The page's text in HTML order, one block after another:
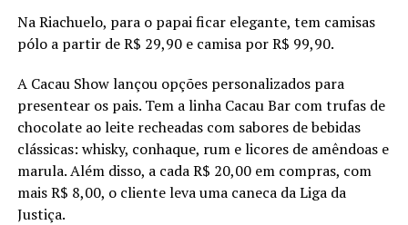
Na Riachuelo, para o papai ficar elegante, tem camisas
pólo a partir de R$ 29,90 e camisa por R$ 99,90.
A Cacau Show lançou opções personalizados para
presentear os pais. Tem a linha Cacau Bar com trufas de
chocolate ao leite recheadas com sabores de bebidas
clássicas: whisky, conhaque, rum e licores de amêndoas e
marula. Além disso, a cada R$ 20,00 em compras, com
mais R$ 8,00, o cliente leva uma caneca da Liga da
Justiça.